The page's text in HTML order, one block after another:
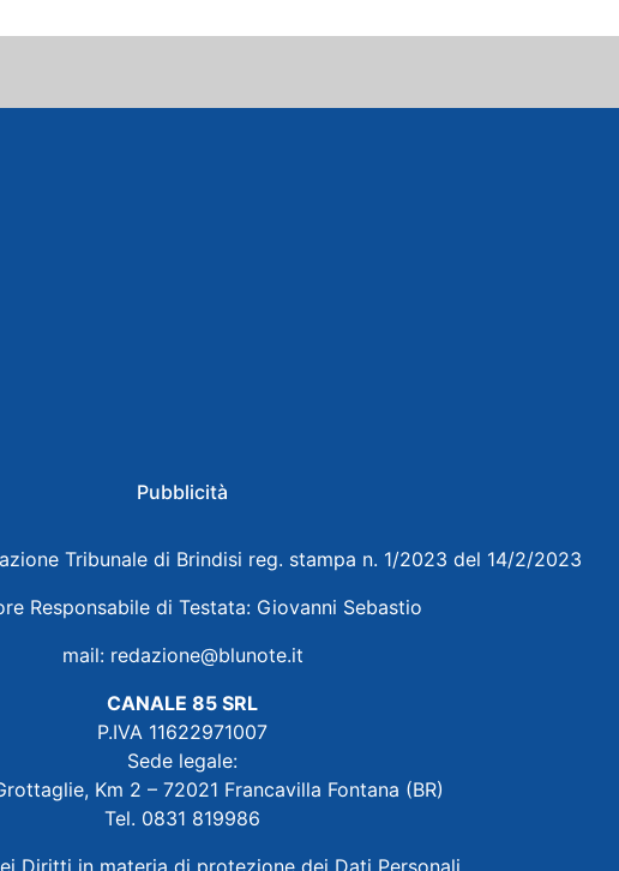
Pubblicità
Tribunale di Brindisi reg. stampa n. 1/2023 del 14/2/2023
Responsabile di Testata: Giovanni Sebastio
mail: redazione@blunote.it
CANALE 85 SRL
P.IVA 11622971007
Sede legale:
Km 2 – 72021 Francavilla Fontana (BR)
Tel. 0831 819986
Diritti in materia di protezione dei Dati Personali